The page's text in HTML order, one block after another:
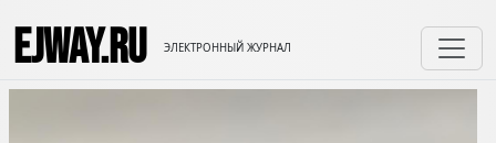
EJWAY.RU ЭЛЕКТРОННЫЙ ЖУРНАЛ